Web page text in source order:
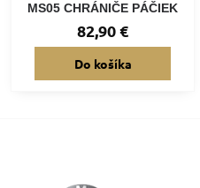
MS05 CHRÁNIČE PÁČIEK
82,90 €
Do košíka